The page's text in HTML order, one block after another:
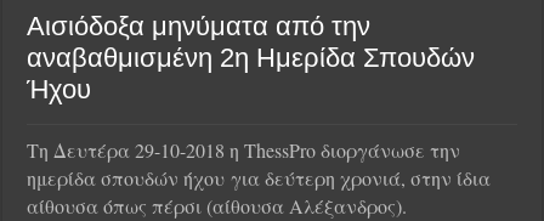
Αισιόδοξα μηνύματα από την
αναβαθμισμένη 2η Ημερίδα Σπουδών
Ήχου
Τη Δευτέρα 29-10-2018 η ThessPro διοργάνωσε την
ημερίδα σπουδών ήχου για δεύτερη χρονιά, στην ίδια
αίθουσα όπως πέρσι (αίθουσα Αλέξανδρος).